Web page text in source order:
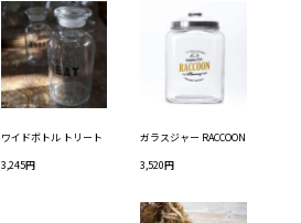
ワイドボトル トリート
3,245円
ガラスジャー RACCOON
3,520円